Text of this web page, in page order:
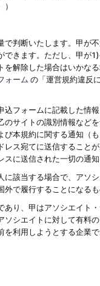
判断いたします。甲が
きます。ただし、甲が
解除した場合はいかな
ォーム の「運営規約違反
フォームに記載した情
のサイトの識別情報など
本規約に関する通知（
ス宛てに送信すること
に送信された一切の通
該当する場合で、アソ
で履行することになる
あり、甲はアソシエイト
ソシエイトに対して有料
利用しようとする企業